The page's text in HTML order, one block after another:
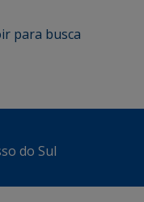
ir para busca
do Sul